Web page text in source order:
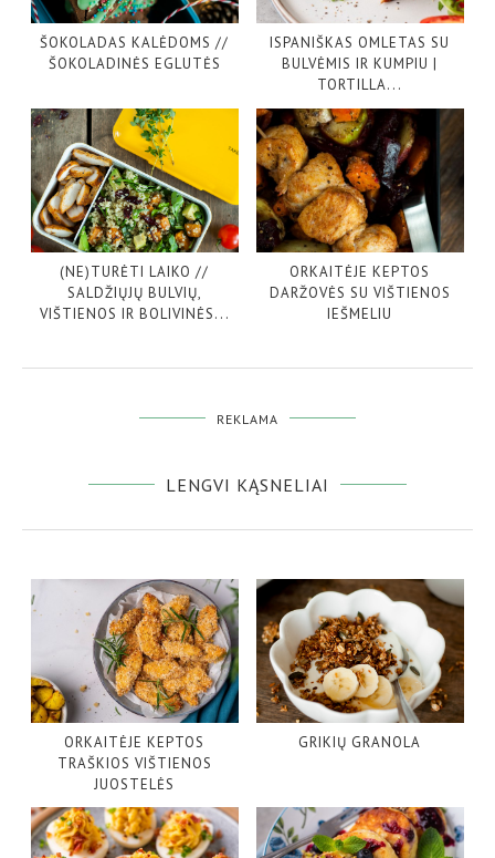
ŠOKOLADAS KALĖDOMS //
ŠOKOLADINĖS EGLUTĖS
ISPANIŠKAS OMLETAS SU
BULVĖMIS IR KUMPIU |
TORTILLA...
(NE)TURĖTI LAIKO //
SALDŽIŲJŲ BULVIŲ,
VIŠTIENOS IR BOLIVINĖS...
ORKAITĖJE KEPTOS
DARŽOVĖS SU VIŠTIENOS
IEŠMELIU
REKLAMA
LENGVI KĄSNELIAI
ORKAITĖJE KEPTOS
TRAŠKIOS VIŠTIENOS
JUOSTELĖS
GRIKIŲ GRANOLA